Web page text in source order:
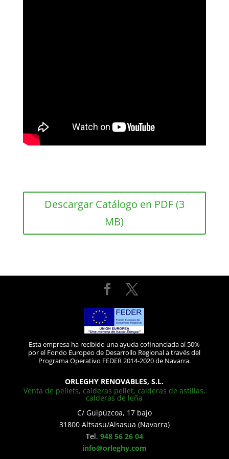
Descargar Catálogo en PDF (3
MB)
Esta empresa ha recibido una ayuda cofinanciada al 50%
por el Fondo Europeo de Desarrollo Regional a través del
Programa Operativo FEDER 2014-2020 de Navarra.
ORLEGHY RENOVABLES, S.L.
Venta de pellets, calderas pellet, calderas de astillas,
calderas de leña
C/ Guipúzcoa, 17 bajo
31800 Altsasu/Alsasua (Navarra)
Tel. 948 56 26 04
info@orleghy.com